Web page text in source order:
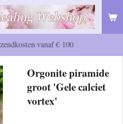
vanaf € 100
Orgonite piramide
groot 'Gele calciet
vortex'